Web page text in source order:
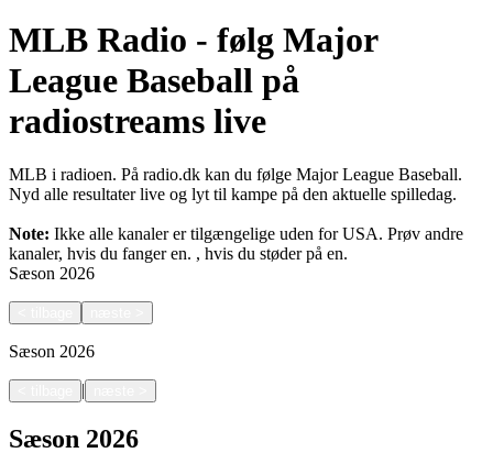
MLB Radio - følg Major
League Baseball på
radiostreams live
MLB i radioen. På radio.dk kan du følge Major League Baseball.
Nyd alle resultater live og lyt til kampe på den aktuelle spilledag.
Note: Ikke alle kanaler er tilgængelige uden for USA. Prøv andre
kanaler, hvis du fanger en. , hvis du støder på en.
Sæson 2026
Sæson 2026
|
Sæson 2026